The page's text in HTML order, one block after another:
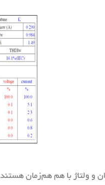
و ولتاژ با هم هم‌زمان